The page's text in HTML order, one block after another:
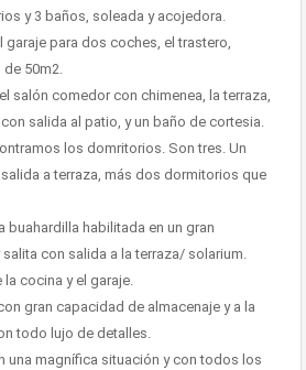
y 3 baños, soleada y acojedora.
garaje para dos coches, el trastero,
de 50m2.
salón comedor con chimenea, la terraza,
salida al patio, y un baño de cortesia.
los domritorios. Son tres. Un
a terraza, más dos dormitorios que
buahardilla habilitada en un gran
con salida a la terraza/ solarium.
cocina y el garaje.
gran capacidad de almacenaje y a la
todo lujo de detalles.
una magnífica situación y con todos los